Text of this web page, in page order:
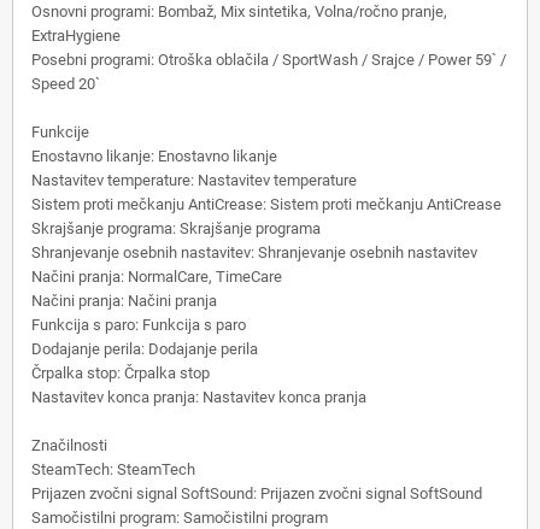
Osnovni programi: Bombaž, Mix sintetika, Volna/ročno pranje,
ExtraHygiene
Posebni programi: Otroška oblačila / SportWash / Srajce / Power 59` /
Speed 20`
Funkcije
Enostavno likanje: Enostavno likanje
Nastavitev temperature: Nastavitev temperature
Sistem proti mečkanju AntiCrease: Sistem proti mečkanju AntiCrease
Skrajšanje programa: Skrajšanje programa
Shranjevanje osebnih nastavitev: Shranjevanje osebnih nastavitev
Načini pranja: NormalCare, TimeCare
Načini pranja: Načini pranja
Funkcija s paro: Funkcija s paro
Dodajanje perila: Dodajanje perila
Črpalka stop: Črpalka stop
Nastavitev konca pranja: Nastavitev konca pranja
Značilnosti
SteamTech: SteamTech
Prijazen zvočni signal SoftSound: Prijazen zvočni signal SoftSound
Samočistilni program: Samočistilni program